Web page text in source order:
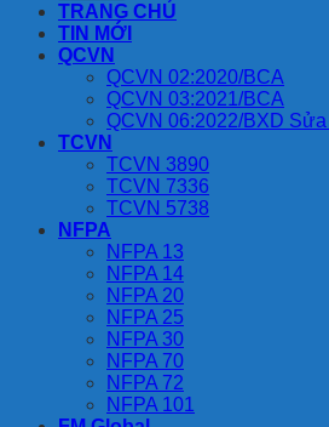
TRANG CHỦ
TIN MỚI
QCVN
QCVN 02:2020/BCA
QCVN 03:2021/BCA
QCVN 06:2022/BXD
TCVN
TCVN 3890
TCVN 7336
TCVN 5738
NFPA
NFPA 13
NFPA 14
NFPA 20
NFPA 25
NFPA 30
NFPA 70
NFPA 72
NFPA 101